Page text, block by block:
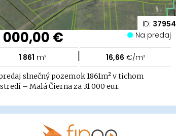
ID: 37954
000,00 € Na predaj
1 861 m² | 16,66 €/m²
slnečný pozemok 1861m² v tichom
– Malá Čierna za 31 000 eur.